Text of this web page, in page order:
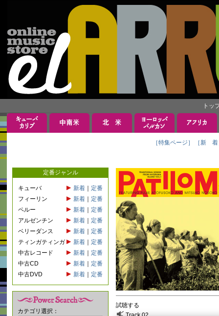
トッ
［特集ページ］ ［新 着
定番ジャンル
キューバ 新着
定番
フィーリン
新着
定番
ペルー
新着
定番
アルゼンチン
新着
定番
ベリーダンス
新着
定番
ティンガティンガ
新着
定番
中古レコード
新着
定番
中古CD
新着
定番
中古DVD
新着 定番
カテゴリ選択：
試聴する